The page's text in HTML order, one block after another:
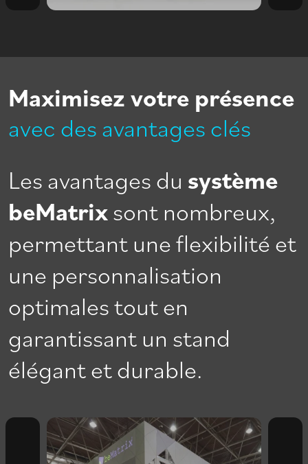
Maximisez votre présence
avec des avantages clés
Les avantages du système
beMatrixsont nombreux,
permettant une flexibilité et
une personnalisation
optimales tout en
garantissant un stand
élégant et durable.